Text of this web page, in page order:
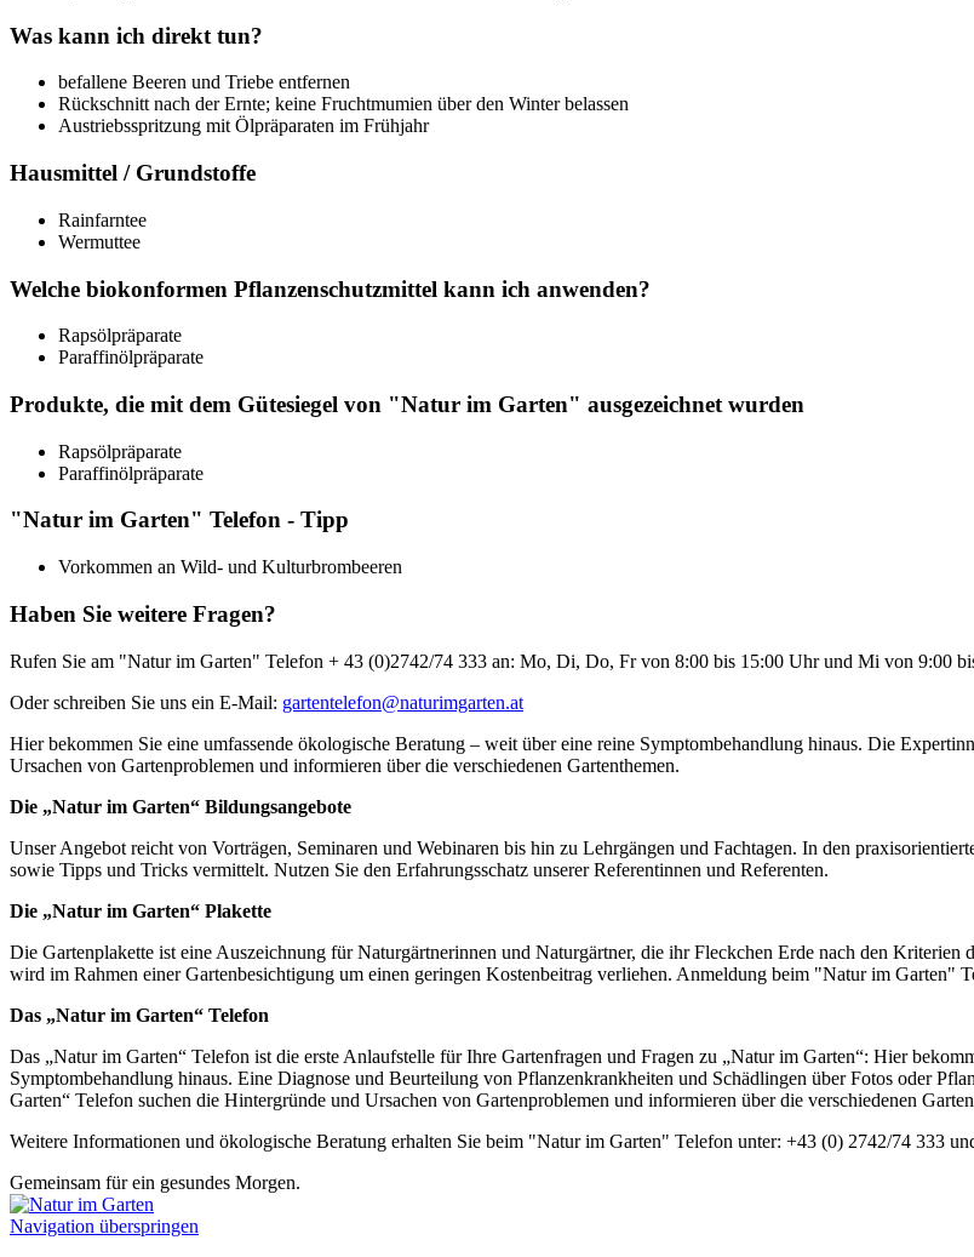
Was kann ich direkt tun?
befallene Beeren und Triebe entfernen
Rückschnitt nach der Ernte; keine Fruchtmumien über den Winter belassen
Austriebsspritzung mit Ölpräparaten im Frühjahr
Hausmittel / Grundstoffe
Rainfarntee
Wermuttee
Welche biokonformen Pflanzenschutzmittel kann ich anwenden?
Rapsölpräparate
Paraffinölpräparate
Produkte, die mit dem Gütesiegel von "Natur im Garten" ausgezeichnet wurden
Rapsölpräparate
Paraffinölpräparate
"Natur im Garten" Telefon - Tipp
Vorkommen an Wild- und Kulturbrombeeren
Haben Sie weitere Fragen?
Rufen Sie am "Natur im Garten" Telefon + 43 (0)2742/74 333 an: Mo, Di, Do, Fr von 8:00 bis 15:00 Uhr und Mi von 9:00
Oder schreiben Sie uns ein E-Mail: gartentelefon@naturimgarten.at
Hier bekommen Sie eine umfassende ökologische Beratung – weit über eine reine Symptombehandlung hinaus. Die
Ursachen von Gartenproblemen und informieren über die verschiedenen Gartenthemen.
Die „Natur im Garten“ Bildungsangebote
Unser Angebot reicht von Vorträgen, Seminaren und Webinaren bis hin zu Lehrgängen und Fachtagen. In den
sowie Tipps und Tricks vermittelt. Nutzen Sie den Erfahrungsschatz unserer Referentinnen und Referenten.
Die „Natur im Garten“ Plakette
Die Gartenplakette ist eine Auszeichnung für Naturgärtnerinnen und Naturgärtner, die ihr Fleckchen Erde nach den
wird im Rahmen einer Gartenbesichtigung um einen geringen Kostenbeitrag verliehen. Anmeldung beim "Natur im Garten"
Das „Natur im Garten“ Telefon
Das „Natur im Garten“ Telefon ist die erste Anlaufstelle für Ihre Gartenfragen und Fragen zu „Natur im Garten“: Hier
Symptombehandlung hinaus. Eine Diagnose und Beurteilung von Pflanzenkrankheiten und Schädlingen über Fotos oder
Garten“ Telefon suchen die Hintergründe und Ursachen von Gartenproblemen und informieren über die verschiedenen
Weitere Informationen und ökologische Beratung erhalten Sie beim "Natur im Garten" Telefon unter: +43 (0) 2742/74 333
Gemeinsam für ein gesundes Morgen.
Navigation überspringen